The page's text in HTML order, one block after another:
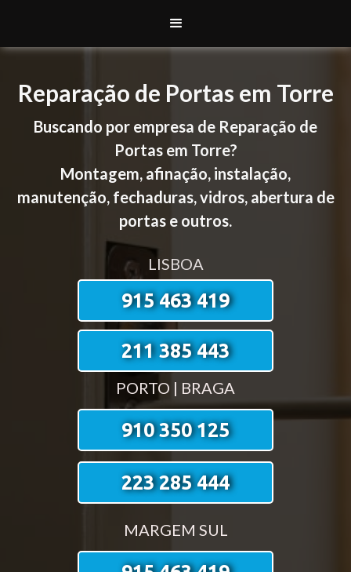
Reparação de Portas em Torre
Buscando por empresa de Reparação de
Portas em Torre?
Montagem, afinação, instalação,
manutenção, fechaduras, vidros, abertura de
portas e outros.
LISBOA
915 463 419
211 385 443
PORTO | BRAGA
910 350 125
223 285 444
MARGEM SUL